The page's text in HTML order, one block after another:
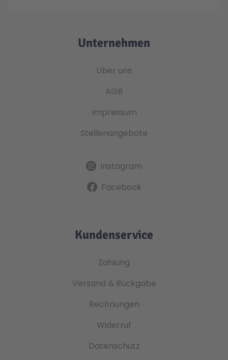
Unternehmen
Über uns
AGB
Impressum
Stellenangebote
Instagram
Facebook
Kundenservice
Zahlung
Versand & Rückgabe
Rechnungen
Widerruf
Datenschutz